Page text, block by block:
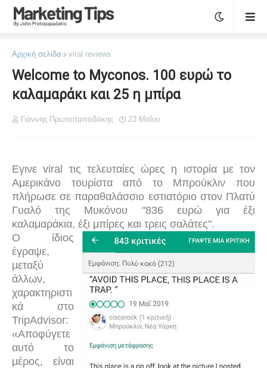
Αρχική σελίδα viral reviews
Welcome to Myconos. 100 ευρώ το
καλαμαράκι και 25 η μπίρα
Γιάννης Πρωτοπαπαδάκης 23 Μαΐου
Εγινεviral
τις τελευταίες ώρες η ιστορία με τον
Αμερικάνο τουρίστα από το Μπρούκλιν που
πλήρωσε σε παραθαλάσσιο εστιατόριο στον Πλατύ
Γυαλό της Μυκόνου "836 ευρώ για έξι
καλαμαράκια, έξι μπίρες και τρεις σαλάτες".
Ο ίδιος
έγραψε,
μεταξύ
άλλων,
χαρακτηριστι
κά στο
TripAdvisor:
«Αποφύγετε
αυτό το
μέρος, είναι